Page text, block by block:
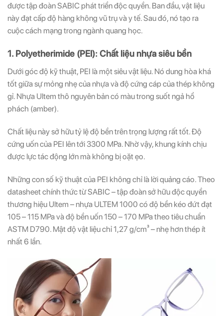
được tập đoàn SABIC phát triển độc quyền. Ban đầu, vật liệu
này đạt cấp độ hàng không vũ trụ và y tế. Sau đó, nó tạo ra
cuộc cách mạng trong ngành quang học.
1. Polyetherimide (PEI): Chất liệu nhựa siêu bền
Dưới góc độ kỹ thuật, PEI là một siêu vật liệu. Nó dung hòa khá
tốt giữa sự mỏng nhẹ của nhựa và độ cứng cáp của thép không
gỉ. Nhựa Ultem thô nguyên bản có màu trong suốt ngả hổ
phách (amber).
Chất liệu này sở hữu tỷ lệ độ bền trên trọng lượng rất tốt. Độ
cứng uốn của PEI lên tới 3300 MPa. Nhờ vậy, khung kính chịu
được lực tác động lớn mà không bị oặt ẹo.
Những con số kỹ thuật của PEI không chỉ là lời quảng cáo. Theo
datasheet chính thức từ SABIC – tập đoàn sở hữu độc quyền
thương hiệu Ultem – nhựa ULTEM 1000 có độ bền kéo đứt đạt
105 – 115 MPa và độ bền uốn 150 – 170 MPa theo tiêu chuẩn
ASTM D790. Mật độ vật liệu chỉ 1,27 g/cm³ – nhẹ hơn thép ít
nhất 6 lần.